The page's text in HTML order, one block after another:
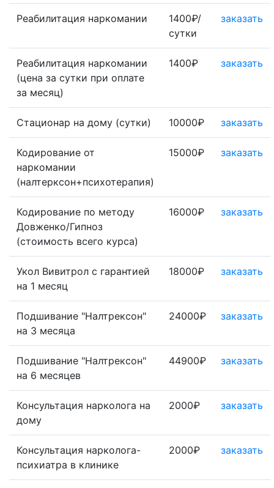
Реабилитация наркомании
1400₽/
сутки
заказать
Реабилитация наркомании
(цена за сутки при оплате
за месяц)
1400₽ заказать
Стационар на дому (сутки) 10000₽ заказать
Кодирование от
наркомании
(налтерксон+психотерапия)
15000₽ заказать
Кодирование по методу
Довженко/Гипноз
(стоимость всего курса)
16000₽ заказать
Укол Вивитрол с гарантией
на 1 месяц
18000₽ заказать
Подшивание "Налтрексон"
на 3 месяца
24000₽ заказать
Подшивание "Налтрексон"
на 6 месяцев
44900₽ заказать
Консультация нарколога на
дому
2000₽ заказать
Консультация нарколога-
психиатра в клинике
2000₽ заказать